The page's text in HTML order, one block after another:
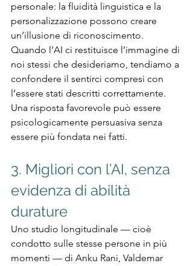
personale: la fluidità linguistica e la
personalizzazione possono creare
un’illusione di riconoscimento.
Quando l’AI ci restituisce l’immagine di
noi stessi che desideriamo, tendiamo a
confondere il sentirci compresi con
l’essere stati descritti correttamente.
Una risposta favorevole può essere
psicologicamente persuasiva senza
essere più fondata nei fatti.
3. Migliori con l’AI, senza
evidenza di abilità
durature
Uno studio longitudinale — cioè
condotto sulle stesse persone in più
momenti — di Anku Rani, Valdemar